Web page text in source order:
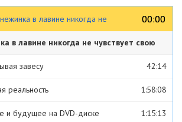
в лавине никогда не
ответст
00:00
00:00
в лавине никогда не чувствует свою
1:13:57
завесу 42:14
реальность 1:58:08
и будущее на DVD-диске 1:15:13